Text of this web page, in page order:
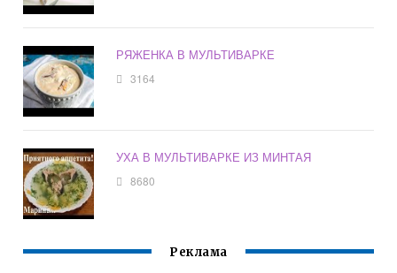
РЯЖЕНКА В МУЛЬТИВАРКЕ
3164
УХА В МУЛЬТИВАРКЕ ИЗ МИНТАЯ
8680
Реклама